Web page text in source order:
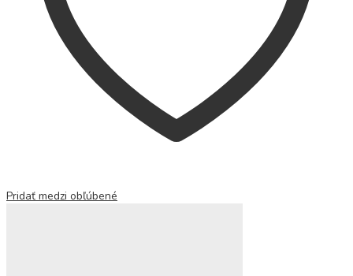
Pridať medzi obľúbené